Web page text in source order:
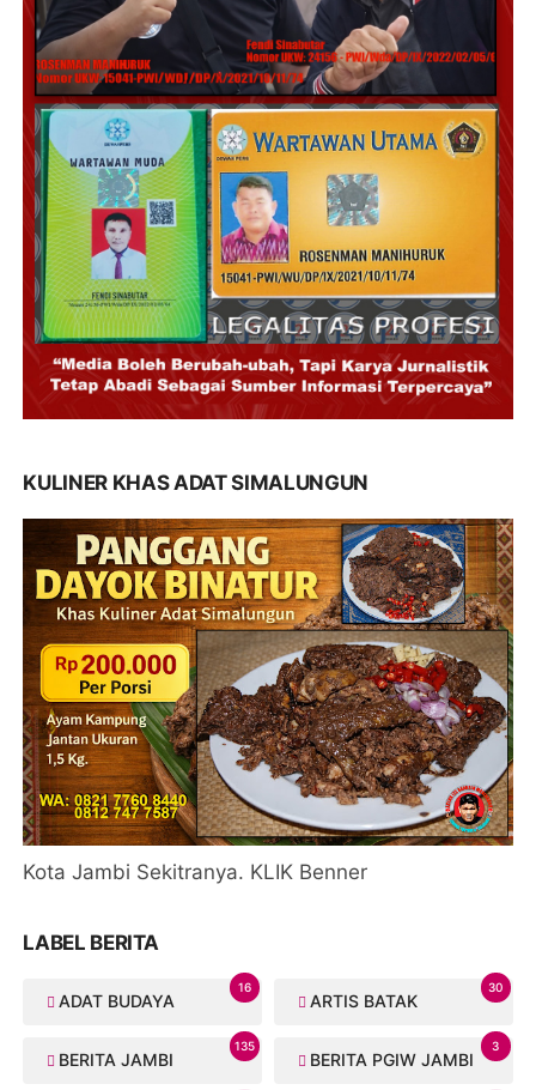
KULINER KHAS ADAT SIMALUNGUN
Kota Jambi Sekitranya. KLIK Benner
LABEL BERITA
ADAT BUDAYA
16
ARTIS BATAK
30
BERITA JAMBI
135
BERITA PGIW JAMBI
3